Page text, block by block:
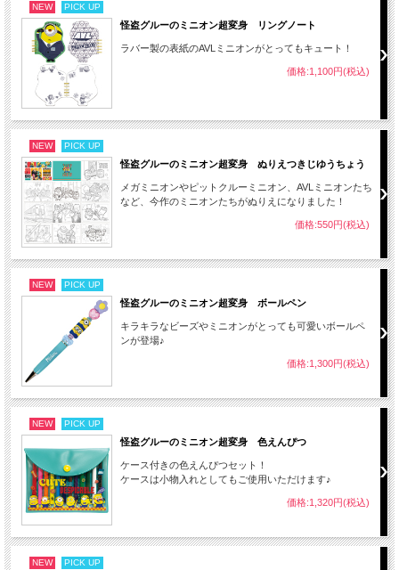
NEW PICK UP
怪盗グルーのミニオン超変身 リングノート
ラバー製の表紙のAVLミニオンがとってもキュート！
価格:1,100円(税込)
NEW PICK UP
怪盗グルーのミニオン超変身 ぬりえつきじゆうちょう
メガミニオンやピットクルーミニオン、AVLミニオンたち
など、今作のミニオンたちがぬりえになりました！
価格:550円(税込)
NEW PICK UP
怪盗グルーのミニオン超変身 ボールペン
キラキラなビーズやミニオンがとっても可愛いボールペ
ンが登場♪
価格:1,300円(税込)
NEW PICK UP
怪盗グルーのミニオン超変身 色えんぴつ
ケース付きの色えんぴつセット！
ケースは小物入れとしてもご使用いただけます♪
価格:1,320円(税込)
NEW PICK UP